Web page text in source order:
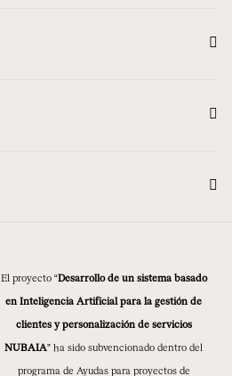
El proyecto “Desarrollo de un sistema basado
en Inteligencia Artificial para la gestión de
clientes y personalización de servicios
NUBAIA” ha sido subvencionado dentro del
programa de Ayudas para proyectos de